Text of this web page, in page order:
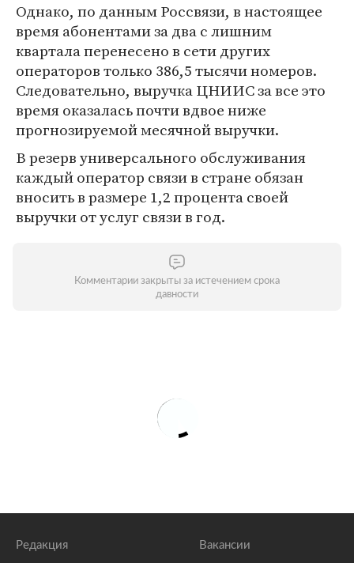
Однако, по данным Россвязи, в настоящее
время абонентами за два с лишним
квартала перенесено в сети других
операторов только 386,5 тысячи номеров.
Следовательно, выручка ЦНИИС за все это
время оказалась почти вдвое ниже
прогнозируемой месячной выручки.
В резерв универсального обслуживания
каждый оператор связи в стране обязан
вносить в размере 1,2 процента своей
выручки от услуг связи в год.
Комментарии закрыты за истечением срока
давности
Редакция Вакансии